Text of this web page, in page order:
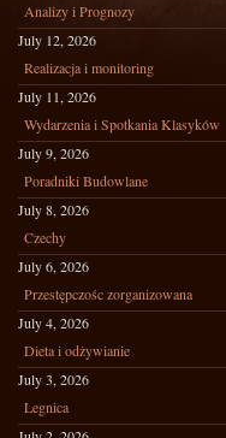
Analizy i Prognozy
July 12, 2026
Realizacja i monitoring
July 11, 2026
Wydarzenia i Spotkania Klasyków
July 9, 2026
Poradniki Budowlane
July 8, 2026
Czechy
July 6, 2026
Przestępczośc zorganizowana
July 4, 2026
Dieta i odżywianie
July 3, 2026
Legnica